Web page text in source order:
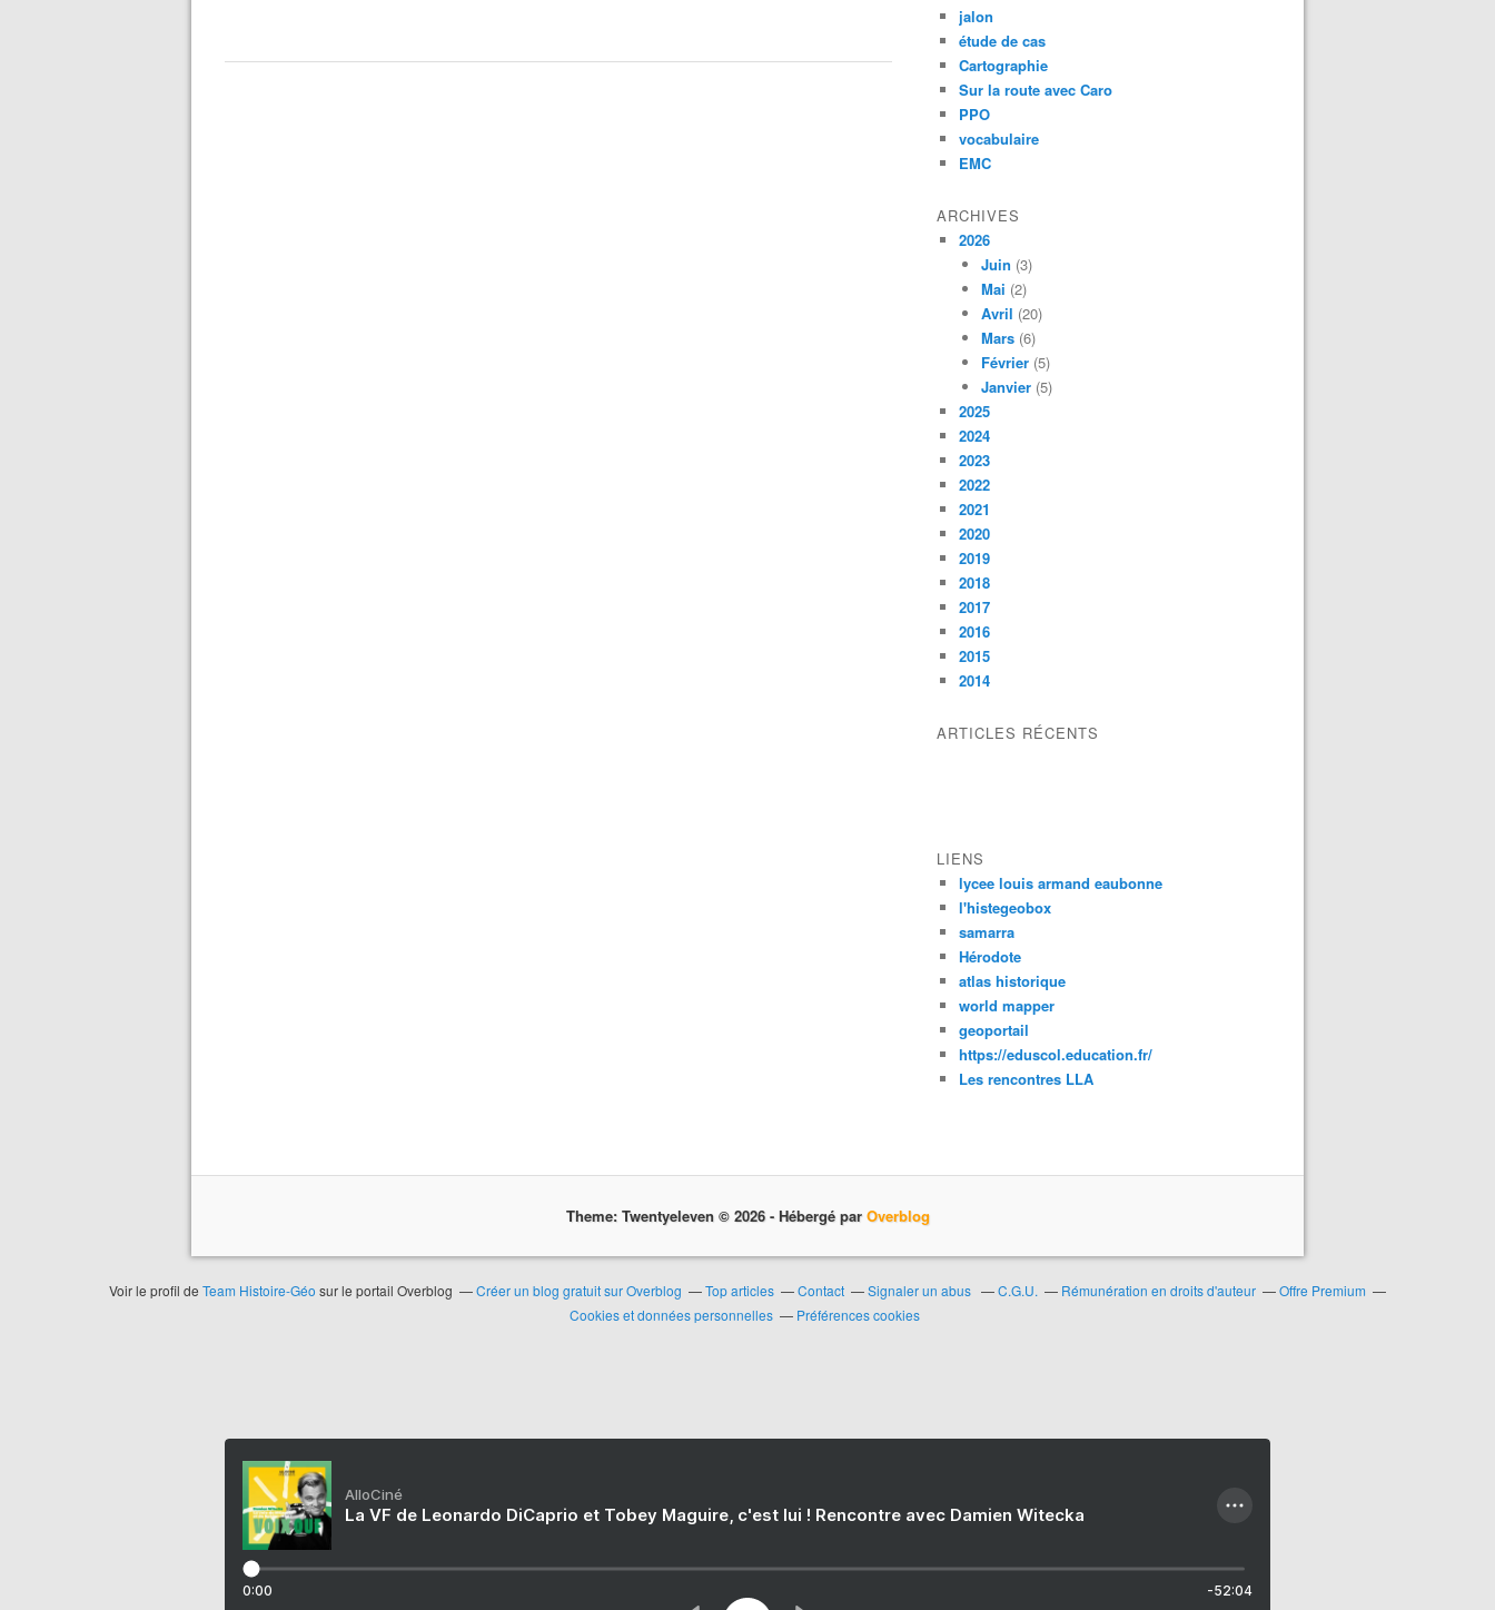
jalon
étude de cas
Cartographie
Sur la route avec Caro
PPO
vocabulaire
EMC
ARCHIVES
2026
Juin (3)
Mai (2)
Avril (20)
Mars (6)
Février (5)
Janvier (5)
2025
2024
2023
2022
2021
2020
2019
2018
2017
2016
2015
2014
ARTICLES RÉCENTS
LIENS
lycee louis armand eaubonne
l'histegeobox
samarra
Hérodote
atlas historique
world mapper
geoportail
https://eduscol.education.fr/
Les rencontres LLA
Theme: Twentyeleven © 2026 - Hébergé par Overblog
Voir le profil de Team Histoire-Géo sur le portail Overblog Créer un blog gratuit sur Overblog Top articles Contact Signaler un abus C.G.U. Rémunération en droits d'auteur
Offre Premium
Cookies et données personnelles
Préférences cookies
AlloCiné
La VF de Leonardo DiCaprio et Tobey Maguire, c'est lui ! Rencontre avec Damien Witecka
0:00 -52:04